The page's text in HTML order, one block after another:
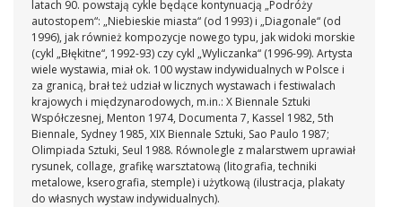
latach 90. powstają cykle będące kontynuacją „Podróży
autostopem“: „Niebieskie miasta“ (od 1993) i „Diagonale“ (od
1996), jak również kompozycje nowego typu, jak widoki morskie
(cykl „Błękitne“, 1992-93) czy cykl „Wyliczanka“ (1996-99). Artysta
wiele wystawia, miał ok. 100 wystaw indywidualnych w Polsce i
za granicą, brał też udział w licznych wystawach i festiwalach
krajowych i międzynarodowych, m.in.: X Biennale Sztuki
Współczesnej, Menton 1974, Documenta 7, Kassel 1982, 5th
Biennale, Sydney 1985, XIX Biennale Sztuki, Sao Paulo 1987;
Olimpiada Sztuki, Seul 1988. Równolegle z malarstwem uprawiał
rysunek, collage, grafikę warsztatową (litografia, techniki
metalowe, kserografia, stemple) i użytkową (ilustracja, plakaty
do własnych wystaw indywidualnych).